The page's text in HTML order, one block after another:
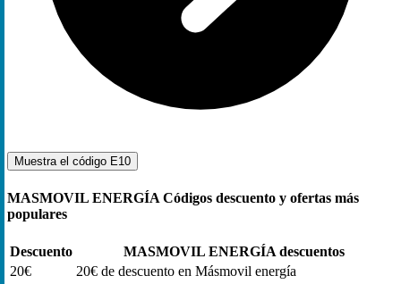
Muestra el código E10
MASMOVIL ENERGÍA Códigos descuento y ofertas más
populares
Descuento
MASMOVIL ENERGÍA descuentos
20€
20€ de descuento en Másmovil energía